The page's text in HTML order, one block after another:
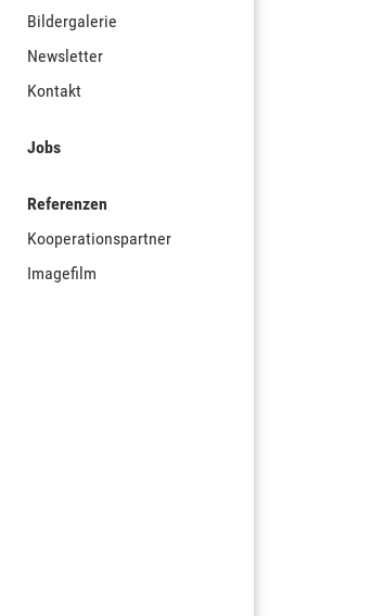
Bildergalerie
Newsletter
Kontakt
Jobs
Referenzen
Kooperationspartner
Imagefilm